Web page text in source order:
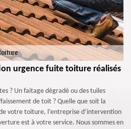
urgence fuite toiture réalisés
? Un faitage dégradé ou des tuiles
de toit ? Quelle que soit la
votre toiture, l’entreprise d’intervention
est à votre service. Nous sommes en